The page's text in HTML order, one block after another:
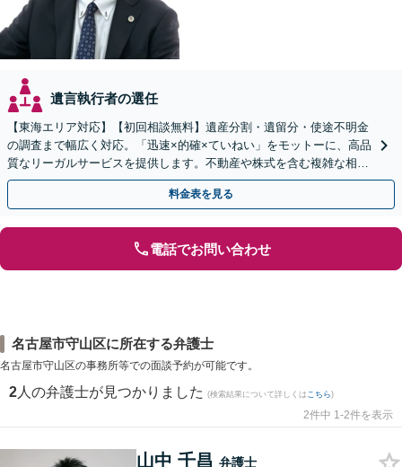
遺言執行者の選任
【東海エリア対応】【初回相談無料】遺産分割・遺留分・使途不明金
の調査まで幅広く対応。「迅速×的確×ていねい」をモットーに、高品
質なリーガルサービスを提供します。不動産や株式を含む複雑な相続
もお任せください【休日・夜間対応OK】
料金表を見る
電話でお問い合わせ
名古屋市守山区に所在する弁護士
名古屋市守山区の事務所等での面談予約が可能です。
2 人の弁護士が見つかりました (検索結果について詳しくは こちら)
2件中 1-2件を表示
山中 千昌 弁護士